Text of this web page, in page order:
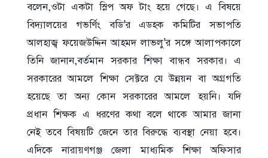
বলেন,ওটা একটা স্লিপ অফ টাং হয়ে গেছে। এ বিষয়ে
বিদ্যালয়ের গভর্ণিং বডি’র এডহক কমিটির সভাপতি
আলহাজ্ব ফয়েজউদ্দিন আহমদ লাভলু’র সঙ্গে আলাপকালে
তিনি জানান,বর্তমান সরকার শিক্ষা বান্ধব সরকার। এ
সরকারের আমলে শিক্ষা সেক্টরে যে উন্নয়ন বা অগ্রগতি
হয়েছে তা অন্য কোন সরকারের আমলে হয়নি। যদি
প্রধান শিক্ষক এ ধরণের কথা বলে থাকে আমার জানা
নেই তবে বিষয়টি জেনে তার বিরুদ্ধে ব্যবস্থা নেয়া হবে।
এদিকে নারায়ণগঞ্জ জেলা মাধ্যমিক শিক্ষা অফিসার